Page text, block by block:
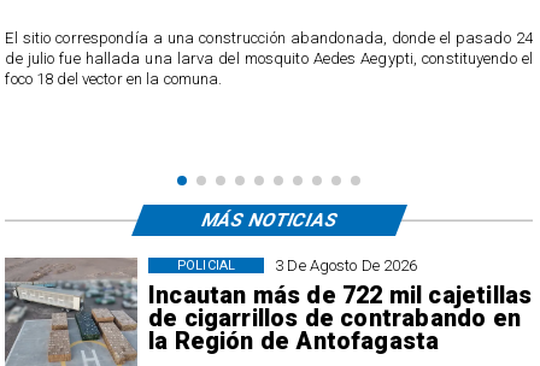
El sitio correspondía a una construcción abandonada, donde el pasado 24
de julio fue hallada una larva del mosquito Aedes Aegypti, constituyendo el
foco 18 del vector en la comuna.
3 De Agosto De 2026
Incautan más de 722 mil cajetillas
de cigarrillos de contrabando en
la Región de Antofagasta
POLICIAL
MÁS NOTICIAS